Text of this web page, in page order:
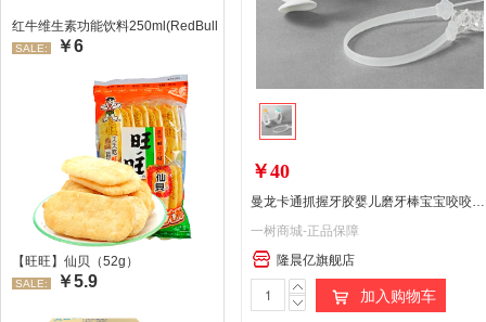
红牛维生素功能饮料250ml(RedBull/红牛)
SALE: ￥6
【旺旺】仙贝（52g）
SALE: ￥5.9
￥40
曼龙卡通抓握牙胶婴儿磨牙棒宝宝咬咬胶 卡通抓握牙胶(2个套)-糖果色 偏远地区（含海南、新疆、西藏、内蒙古、甘肃、青海、宁夏）不发货（已发货拦截拒收快递，需客户承担运费）
一树商城-正品保障
隆晨亿旗舰店
加入购物车